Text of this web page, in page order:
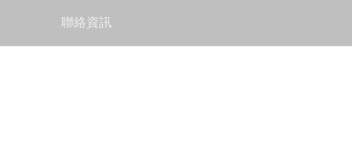
聯絡資訊